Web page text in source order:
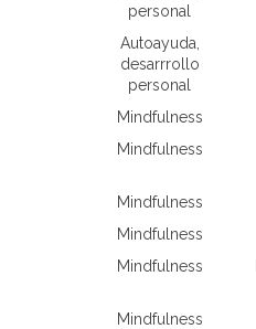
personal
Autoayuda,
desarrrollo
personal
Mindfulness
Mindfulness
Mindfulness
Mindfulness
Mindfulness
Mindfulness